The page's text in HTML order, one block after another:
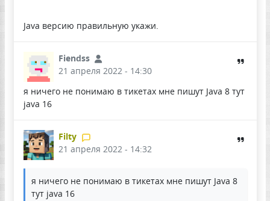
Java версию правильную укажи.
Fiendss
21 апреля 2022 - 14:30
я ничего не понимаю в тикетах мне пишут Java 8 тут
java 16
Filty
21 апреля 2022 - 14:32
я ничего не понимаю в тикетах мне пишут Java 8
тут java 16